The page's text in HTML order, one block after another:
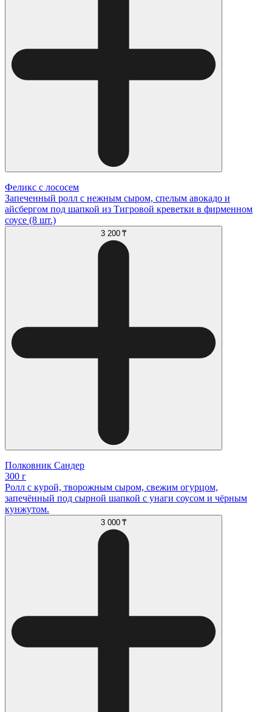
Феликс с лососем
Запеченный ролл с нежным сыром, спелым авокадо и
айсбергом под шапкой из Тигровой креветки в фирменном
соусе (8 шт.)
3 200 ₸
Полковник Сандер
300 г
Ролл с курой, творожным сыром, свежим огурцом,
запечённый под сырной шапкой с унаги соусом и чёрным
кунжутом.
3 000 ₸